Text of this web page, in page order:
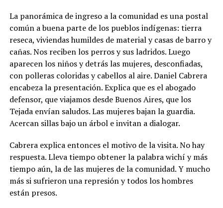
La panorámica de ingreso a la comunidad es una postal
común a buena parte de los pueblos indígenas: tierra
reseca, viviendas humildes de material y casas de barro y
cañas. Nos reciben los perros y sus ladridos. Luego
aparecen los niños y detrás las mujeres, desconfiadas,
con polleras coloridas y cabellos al aire. Daniel Cabrera
encabeza la presentación. Explica que es el abogado
defensor, que viajamos desde Buenos Aires, que los
Tejada envían saludos. Las mujeres bajan la guardia.
Acercan sillas bajo un árbol e invitan a dialogar.
Cabrera explica entonces el motivo de la visita. No hay
respuesta. Lleva tiempo obtener la palabra wichí y más
tiempo aún, la de las mujeres de la comunidad. Y mucho
más si sufrieron una represión y todos los hombres
están presos.